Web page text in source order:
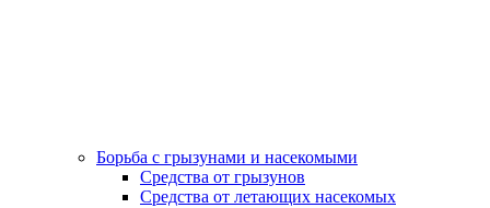
Борьба с грызунами и насекомыми
Средства от грызунов
Средства от летающих насекомых